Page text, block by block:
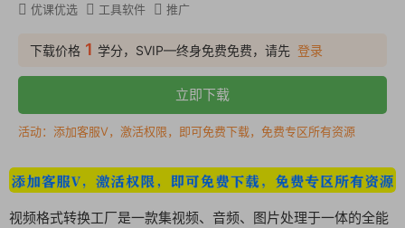
优课优选 工具软件 推广
下载价格 1 学分，SVIP—终身免费免费，请先 登录
立即下载
活动：添加客服V，激活权限，即可免费下载，免费专区所有资源
视频格式转换工厂是一款集视频、音频、图片处理于一体的全能